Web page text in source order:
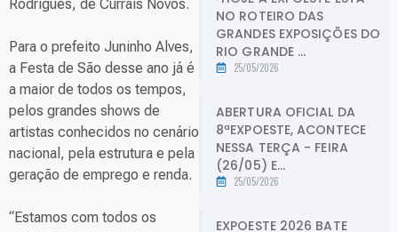
Rodrigues, de Currais Novos.
Para o prefeito Juninho Alves,
a Festa de São desse ano já é
a maior de todos os tempos,
pelos grandes shows de
artistas conhecidos no cenário
nacional, pela estrutura e pela
geração de emprego e renda.
“Estamos com todos os
NO ROTEIRO DAS
GRANDES EXPOSIÇÕES DO
RIO GRANDE ...
25/05/2026
ABERTURA OFICIAL DA
8ªEXPOESTE, ACONTECE
NESSA TERÇA - FEIRA
(26/05) E...
25/05/2026
EXPOESTE 2026 BATE